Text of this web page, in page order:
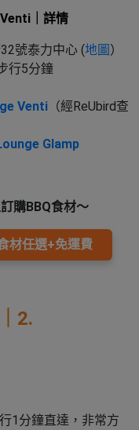
｜詳情
號泰力中心 (地圖）
行5分鐘
Venti （經ReUbird查
Glamp
購BBQ食材～
材任選+免運費
2.
1分鐘直達，非常方